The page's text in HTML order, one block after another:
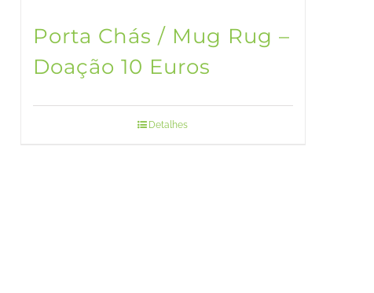
Porta Chás / Mug Rug –
Doação 10 Euros
Detalhes